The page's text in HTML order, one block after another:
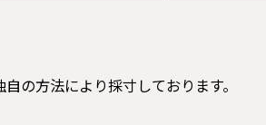
の方法により採寸しております。